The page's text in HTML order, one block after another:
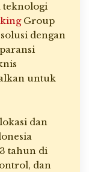
teknologi
Group
dengan
untuk
dan
tahun di
dan